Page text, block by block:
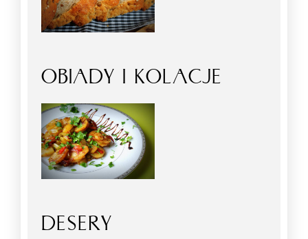
OBIADY I KOLACJE
DESERY